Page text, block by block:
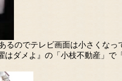
るのでテレビ画面は小さくなっ
はダメよ』の「小枝不動産」で